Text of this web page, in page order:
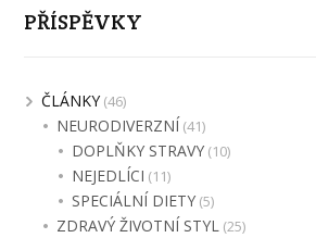
PŘÍSPĚVKY
ČLÁNKY(46)
NEURODIVERZNÍ (41)
DOPLŇKY STRAVY (10)
NEJEDLÍCI (11)
SPECIÁLNÍ DIETY (5)
ZDRAVÝ ŽIVOTNÍ STYL (25)